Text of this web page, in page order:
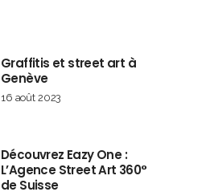
Graffitis et street art à
Genève
16 août 2023
Découvrez Eazy One :
L’Agence Street Art 360°
de Suisse